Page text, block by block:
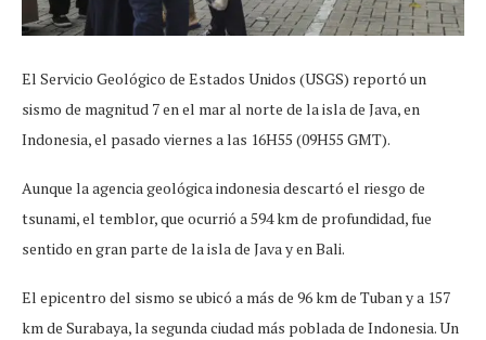
El Servicio Geológico de Estados Unidos (USGS) reportó un
sismo de magnitud 7 en el mar al norte de la isla de Java, en
Indonesia, el pasado viernes a las 16H55 (09H55 GMT).
Aunque la agencia geológica indonesia descartó el riesgo de
tsunami, el temblor, que ocurrió a 594 km de profundidad, fue
sentido en gran parte de la isla de Java y en Bali.
El epicentro del sismo se ubicó a más de 96 km de Tuban y a 157
km de Surabaya, la segunda ciudad más poblada de Indonesia. Un